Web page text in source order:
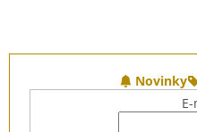
Novinky